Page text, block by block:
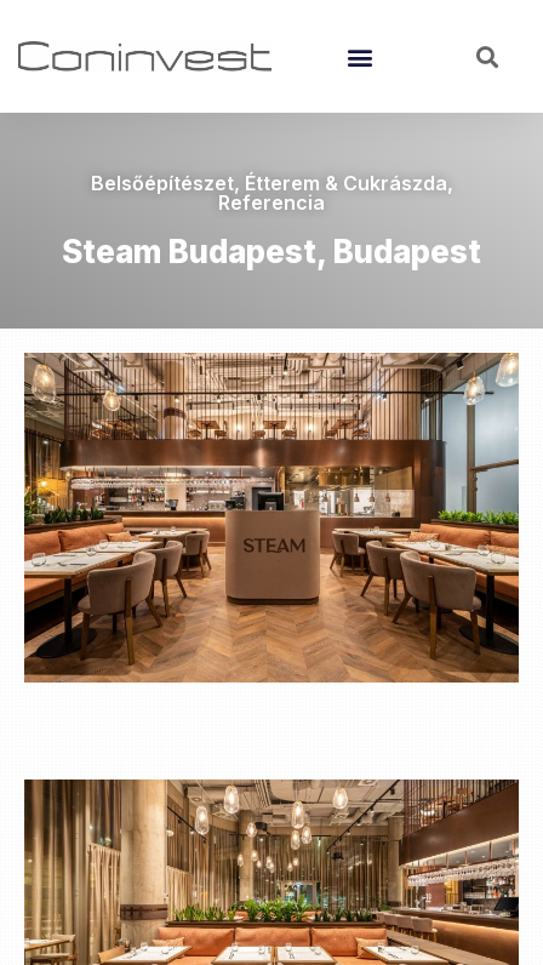
Belsőépítészet, Étterem & Cukrászda,
Referencia
Steam Budapest, Budapest